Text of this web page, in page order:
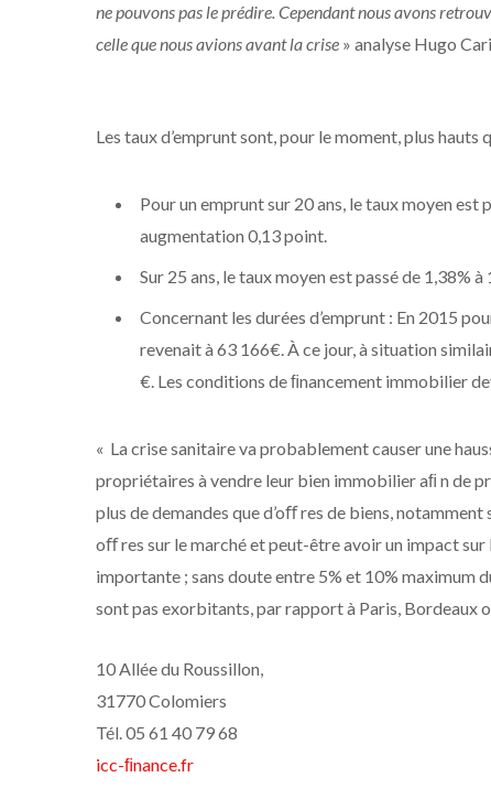
ne pouvons pas le prédire. Cependant nous avons
celle que nous avions avant la crise » analyse Hugo
Les taux d’emprunt sont, pour le moment, plus hauts
Pour un emprunt sur 20 ans, le taux moyen est
augmentation 0,13 point.
Sur 25 ans, le taux moyen est passé de 1,38%
Concernant les durées d’emprunt : En 2015
revenait à 63 166€. À ce jour, à situation
€. Les conditions de ﬁnancement immobilier
« La crise sanitaire va probablement causer une
propriétaires à vendre leur bien immobilier aﬁ n de
plus de demandes que d’oﬀ res de biens,
oﬀ res sur le marché et peut-être avoir un impact sur
importante ; sans doute entre 5% et 10% maximum
sont pas exorbitants, par rapport à Paris, Bordeaux
10 Allée du Roussillon,
31770 Colomiers
Tél. 05 61 40 79 68
icc-ﬁnance.fr